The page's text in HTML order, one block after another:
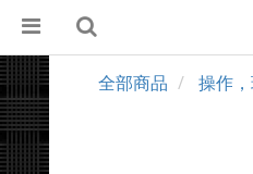
全部商品 操作